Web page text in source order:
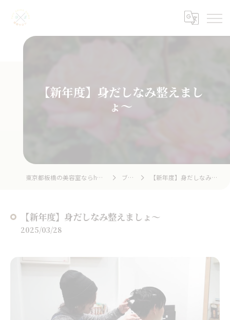
【新年度】身だしなみ整えまし
ょ〜
東京都板橋の美容室ならhair salon home ブログ 【新年度】身だしなみ整えましょ〜
【新年度】身だしなみ整えましょ〜
2025/03/28